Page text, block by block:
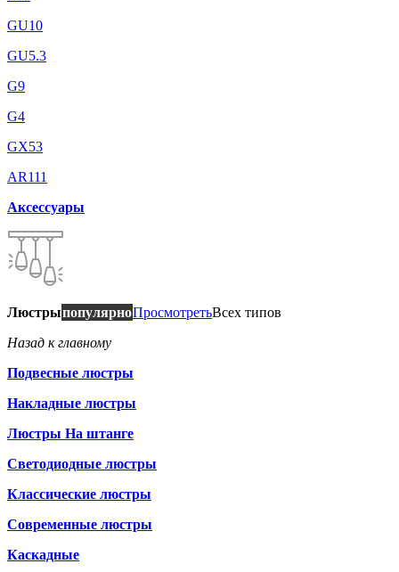
GU10
GU5.3
G9
G4
GX53
AR111
Аксессуары
ЛюстрыпопулярноПросмотретьВсех типов
Назад к главному
Подвесные люстры
Накладные люстры
Люстры На штанге
Светодиодные люстры
Классические люстры
Современные люстры
Каскадные